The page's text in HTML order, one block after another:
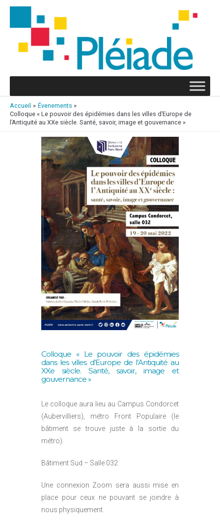
Aller
contenu
Accueil
Évenements
Colloque « Le pouvoir des épidémies dans les villes d’Europe de
l’Antiquité au XXe siècle. Santé, savoir, image et gouvernance »
Colloque « Le pouvoir des épidémies
dans les villes d’Europe de l’Antiquité au
XXe siècle. Santé, savoir, image et
gouvernance »
Le colloque aura lieu au Campus Condorcet
(Aubervilliers), métro Front Populaire (le
bâtiment se trouve juste à la sortie du
métro).
Bâtiment Sud – Salle 032
Une connexion Zoom sera aussi mise en
place pour ceux ne pouvant se joindre à
nous physiquement.